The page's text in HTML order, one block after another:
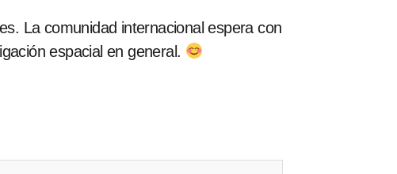
La comunidad internacional espera con
espacial en general.